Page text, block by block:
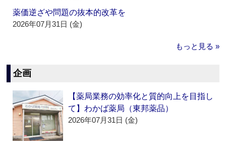
薬価逆ざや問題の抜本的改革を
2026年07月31日 (金)
もっと見る »
企画
【薬局業務の効率化と質的向上を目指し
て】わかば薬局（東邦薬品）
2026年07月31日 (金)